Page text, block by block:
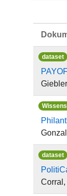
dataset
dataset